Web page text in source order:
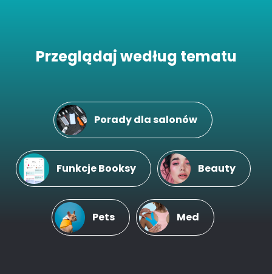
Przeglądaj według tematu
Porady dla salonów
Funkcje Booksy Beauty
Pets Med